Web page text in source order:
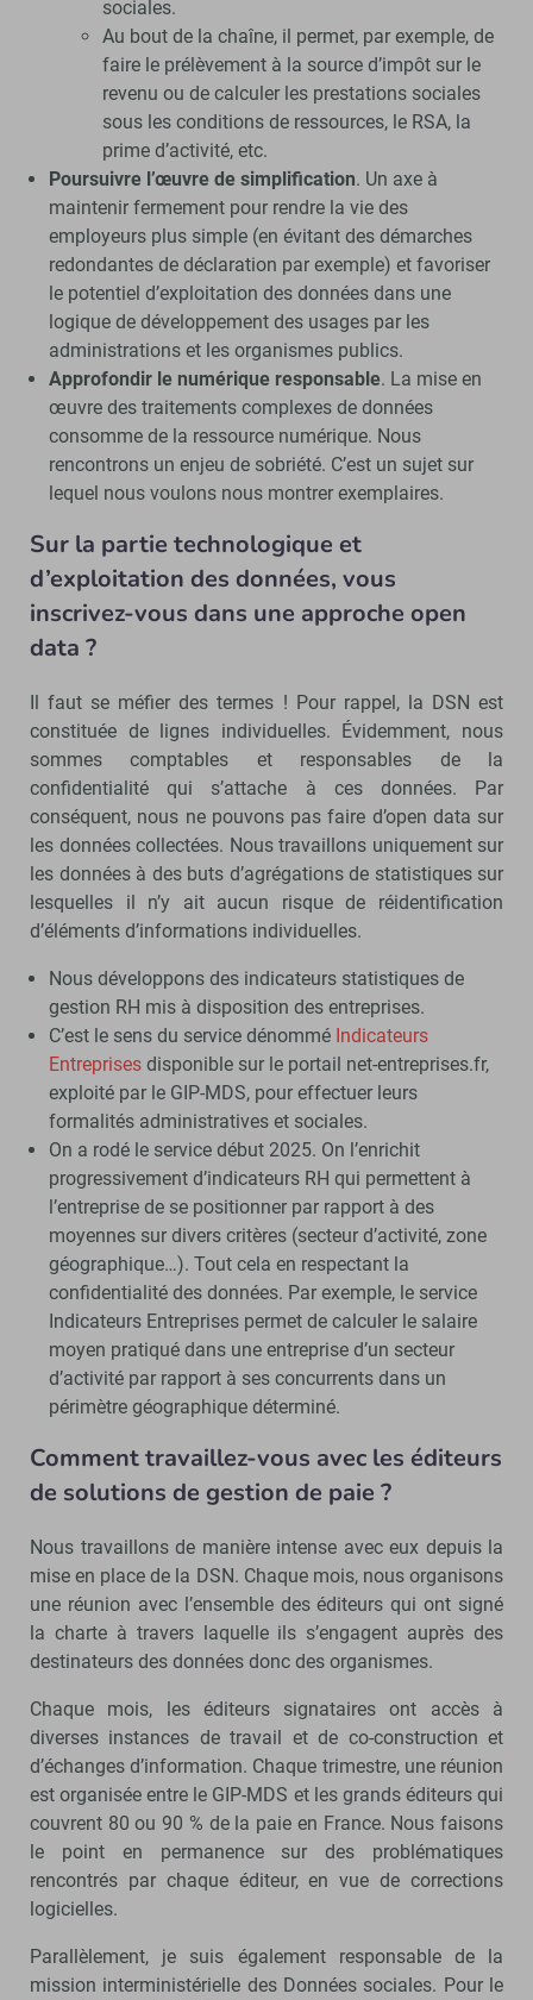
sociales.
Au bout de la chaîne, il permet, par exemple, de
faire le prélèvement à la source d’impôt sur le
revenu ou de calculer les prestations sociales
sous les conditions de ressources, le RSA, la
prime d’activité, etc.
Poursuivre l’œuvre de simplification. Un axe à
maintenir fermement pour rendre la vie des
employeurs plus simple (en évitant des démarches
redondantes de déclaration par exemple) et favoriser
le potentiel d’exploitation des données dans une
logique de développement des usages par les
administrations et les organismes publics.
Approfondir le numérique responsable. La mise en
œuvre des traitements complexes de données
consomme de la ressource numérique. Nous
rencontrons un enjeu de sobriété. C’est un sujet sur
lequel nous voulons nous montrer exemplaires.
Sur la partie technologique et
d’exploitation des données, vous
inscrivez-vous dans une approche open
data ?
Il faut se méfier des termes ! Pour rappel, la DSN est
constituée de lignes individuelles. Évidemment, nous
sommes comptables et responsables de la
confidentialité qui s’attache à ces données. Par
conséquent, nous ne pouvons pas faire d’open data sur
les données collectées. Nous travaillons uniquement sur
les données à des buts d’agrégations de statistiques sur
lesquelles il n’y ait aucun risque de réidentification
d’éléments d’informations individuelles.
Nous développons des indicateurs statistiques de
gestion RH mis à disposition des entreprises.
C’est le sens du service dénommé Indicateurs
Entreprisesdisponible sur le portail net-entreprises.fr,
exploité par le GIP-MDS, pour effectuer leurs
formalités administratives et sociales.
On a rodé le service début 2025. On l’enrichit
progressivement d’indicateurs RH qui permettent à
l’entreprise de se positionner par rapport à des
moyennes sur divers critères (secteur d’activité, zone
géographique…). Tout cela en respectant la
confidentialité des données. Par exemple, le service
Indicateurs Entreprises permet de calculer le salaire
moyen pratiqué dans une entreprise d’un secteur
d’activité par rapport à ses concurrents dans un
périmètre géographique déterminé.
Comment travaillez-vous avec les éditeurs
de solutions de gestion de paie ?
Nous travaillons de manière intense avec eux depuis la
mise en place de la DSN. Chaque mois, nous organisons
une réunion avec l’ensemble des éditeurs qui ont signé
la charte à travers laquelle ils s’engagent auprès des
destinateurs des données donc des organismes.
Chaque mois, les éditeurs signataires ont accès à
diverses instances de travail et de co-construction et
d’échanges d’information. Chaque trimestre, une réunion
est organisée entre le GIP-MDS et les grands éditeurs qui
couvrent 80 ou 90 % de la paie en France. Nous faisons
le point en permanence sur des problématiques
rencontrés par chaque éditeur, en vue de corrections
logicielles.
Parallèlement, je suis également responsable de la
mission interministérielle des Données sociales. Pour le